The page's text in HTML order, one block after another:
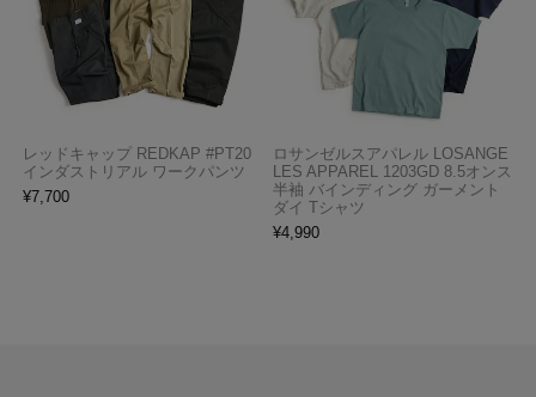
レッドキャップ REDKAP #PT20
インダストリアル ワークパンツ
¥7,700
ロサンゼルスアパレル LOSANGE
LES APPAREL 1203GD 8.5オンス
半袖 バインディング ガーメント
ダイ Tシャツ
¥4,990